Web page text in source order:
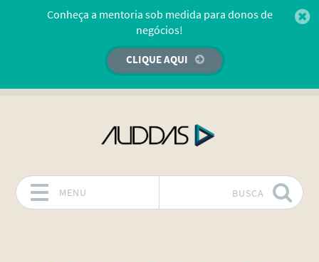
Conheça a mentoria sob medida para donos de
negócios!
CLIQUE AQUI
MENU BUSCA